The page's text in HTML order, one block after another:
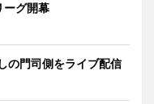
グ開幕
の門司側をライブ配信